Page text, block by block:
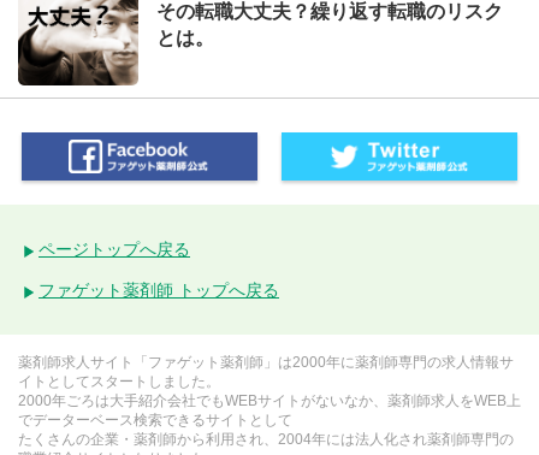
その転職大丈夫？繰り返す転職のリスク
とは。
ページトップへ戻る
ファゲット薬剤師 トップへ戻る
薬剤師求人サイト「ファゲット薬剤師」は2000年に薬剤師専門の求人情報サ
イトとしてスタートしました。
2000年ごろは大手紹介会社でもWEBサイトがないなか、薬剤師求人をWEB上
でデーターベース検索できるサイトとして
たくさんの企業・薬剤師から利用され、2004年には法人化され薬剤師専門の